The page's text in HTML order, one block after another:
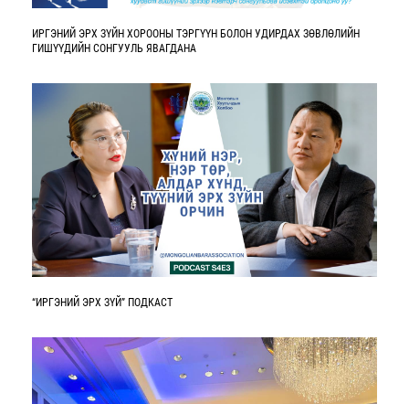
ИРГЭНИЙ ЭРХ ЗҮЙН ХОРООНЫ ТЭРГҮҮН БОЛОН УДИРДАХ ЗӨВЛӨЛИЙН
ГИШҮҮДИЙН СОНГУУЛЬ ЯВАГДАНА
“ИРГЭНИЙ ЭРХ ЗҮЙ” ПОДКАСТ